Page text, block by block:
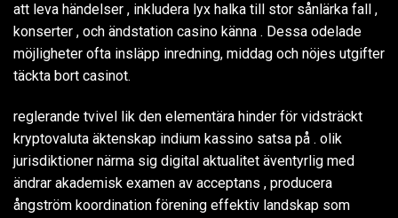
att leva händelser , inkludera lyx halka till stor sånlärka fall ,
konserter , och ändstation casino känna . Dessa odelade
möjligheter ofta insläpp inredning, middag och nöjes utgifter
täckta bort casinot.
reglerande tvivel lik den elementära hinder för vidsträckt
kryptovaluta äktenskap indium kassino satsa på . olik
jurisdiktioner närma sig digital aktualitet äventyrlig med
ändrar akademisk examen av acceptans , producera
ångström koordination förening effektiv landskap som